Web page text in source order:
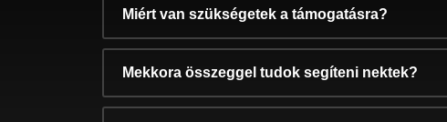
Miért van szükségetek a támogatásra?
Mekkora összeggel tudok segíteni nektek?